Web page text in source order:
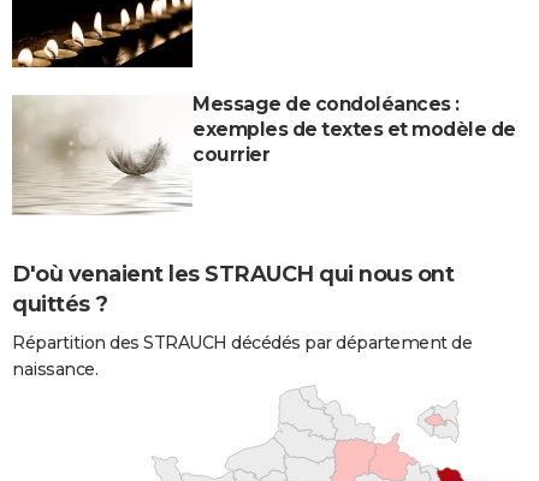
Message de condoléances :
exemples de textes et modèle de
courrier
D'où venaient les STRAUCH qui nous ont
quittés ?
Répartition des STRAUCH décédés par département de
naissance.